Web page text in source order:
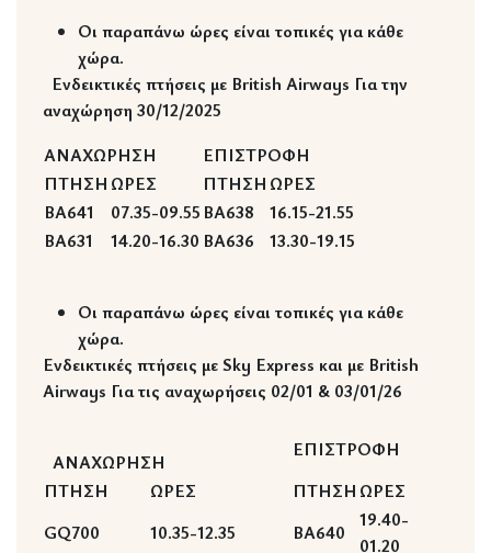
Οι παραπάνω ώρες είναι τοπικές για κάθε
χώρα.
Ενδεικτικές πτήσεις με British Airways Για την
αναχώρηση 30/12/2025
ΑΝΑΧΩΡΗΣΗ
ΕΠΙΣΤΡΟΦΗ
ΠΤΗΣΗ ΩΡΕΣ ΠΤΗΣΗ ΩΡΕΣ
BA641
07.35-09.55 BA638
16.15-21.55
BA631
14.20-16.30 BA636 13.30-19.15
Οι παραπάνω ώρες είναι τοπικές για κάθε
χώρα.
Ενδεικτικές πτήσεις με Sky Express και με British
Airways Για τις αναχωρήσεις 02/01 & 03/01/26
ΑΝΑΧΩΡΗΣΗ
ΕΠΙΣΤΡΟΦΗ
ΠΤΗΣΗ
ΩΡΕΣ ΠΤΗΣΗ ΩΡΕΣ
GQ700
10.35-12.35 BA640
19.40-
01.20